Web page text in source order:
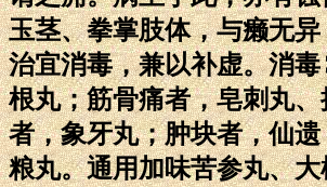
玉茎、拳掌肢体，与癞无异
治宜消毒，兼以补虚。消毒
根丸；筋骨痛者，皂刺丸
者，象牙丸；肿块者，仙遗
粮丸。通用加味苦参丸、